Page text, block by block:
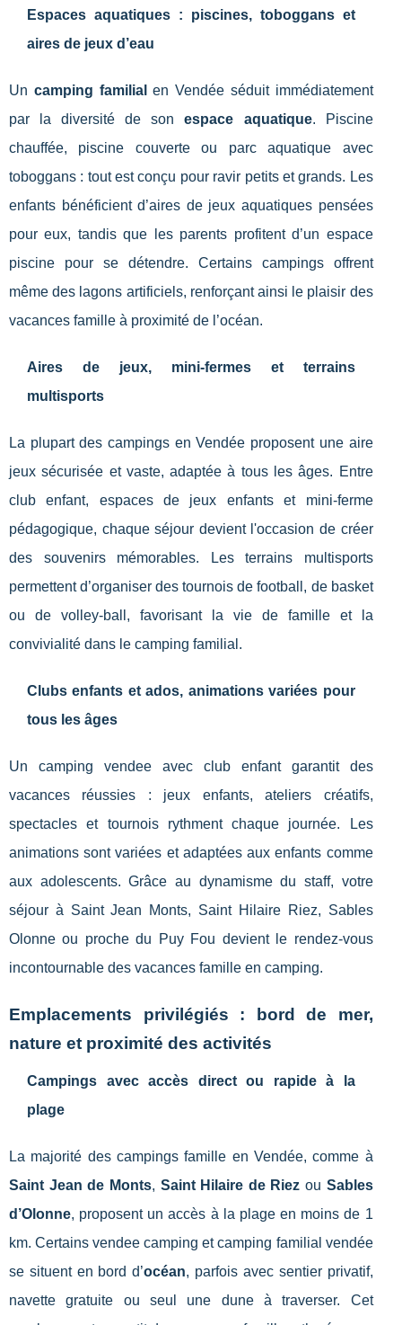
Espaces aquatiques : piscines, toboggans et
aires de jeux d’eau
Un camping familial en Vendée séduit immédiatement
par la diversité de sonespace aquatique. Piscine
chauffée, piscine couverte ou parc aquatique avec
toboggans : tout est conçu pour ravir petits et grands. Les
enfants bénéficient d’aires de jeux aquatiques pensées
pour eux, tandis que les parents profitent d’un espace
piscine pour se détendre. Certains campings offrent
même des lagons artificiels, renforçant ainsi le plaisir des
vacances famille à proximité de l’océan.
Aires de jeux, mini-fermes et terrains
multisports
La plupart des campings en Vendée proposent une aire
jeux sécurisée et vaste, adaptée à tous les âges. Entre
club enfant, espaces de jeux enfants et mini-ferme
pédagogique, chaque séjour devient l'occasion de créer
des souvenirs mémorables. Les terrains multisports
permettent d’organiser des tournois de football, de basket
ou de volley-ball, favorisant la vie de famille et la
convivialité dans le camping familial.
Clubs enfants et ados, animations variées pour
tous les âges
Un camping vendee avec club enfant garantit des
vacances réussies : jeux enfants, ateliers créatifs,
spectacles et tournois rythment chaque journée. Les
animations sont variées et adaptées aux enfants comme
aux adolescents. Grâce au dynamisme du staff, votre
séjour à Saint Jean Monts, Saint Hilaire Riez, Sables
Olonne ou proche du Puy Fou devient le rendez-vous
incontournable des vacances famille en camping.
Emplacements privilégiés : bord de mer,
nature et proximité des activités
Campings avec accès direct ou rapide à la
plage
La majorité des campings famille en Vendée, comme à
Saint Jean de Monts, Saint Hilaire de Riez ou Sables
d’Olonne, proposent un accès à la plage en moins de 1
km. Certains vendee camping et camping familial vendée
se situent en bord d’océan, parfois avec sentier privatif,
navette gratuite ou seul une dune à traverser. Cet